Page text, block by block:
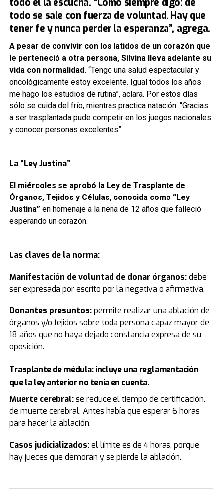
todo el la escucha. “Como siempre digo: de
todo se sale con fuerza de voluntad. Hay que
tener fe y nunca perder la esperanza”, agrega.
A pesar de convivir con los latidos de un corazón que
le perteneció a otra persona, Silvina lleva adelante su
vida con normalidad. “Tengo una salud espectacular y
oncológicamente estoy excelente. Igual todos los años
me hago los estudios de rutina”, aclara. Por estos días
sólo se cuida del frío, mientras practica natación: “Gracias
a ser trasplantada pude competir en los juegos nacionales
y conocer personas excelentes”.
La “Ley Justina”
El miércoles se aprobó la Ley de Trasplante de
Órganos, Tejidos y Células, conocida como “Ley
Justina” en homenaje a la nena de 12 años que falleció
esperando un corazón.
Las claves de la norma:
Manifestación de voluntad de donar órganos:debe
ser expresada por escrito por la negativa o afirmativa.
Donantes presuntos:permite realizar una ablación de
órganos y/o tejidos sobre toda persona capaz mayor de
18 años que no haya dejado constancia expresa de su
oposición.
Trasplante de médula:incluye una reglamentación
que la ley anterior no tenía en cuenta.
Muerte cerebral:se reduce el tiempo de certificación.
de muerte cerebral. Antes había que esperar 6 horas
para hacer la ablación.
Casos judicializados:el límite es de 4 horas, porque
hay jueces que demoran y se pierde la ablación.